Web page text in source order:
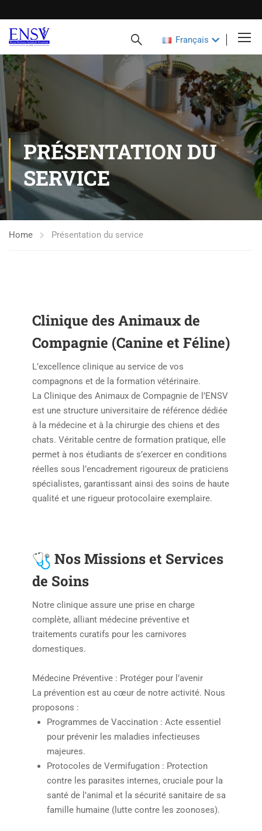
Français
PRÉSENTATION DU
SERVICE
Home Présentation du service
Clinique des Animaux de
Compagnie (Canine et Féline)
L’excellence clinique au service de vos
compagnons et de la formation vétérinaire.
La Clinique des Animaux de Compagnie de l’ENSV
est une structure universitaire de référence dédiée
à la médecine et à la chirurgie des chiens et des
chats. Véritable centre de formation pratique, elle
permet à nos étudiants de s’exercer en conditions
réelles sous l’encadrement rigoureux de praticiens
spécialistes, garantissant ainsi des soins de haute
qualité et une rigueur protocolaire exemplaire.
Nos Missions et Services
de Soins
Notre clinique assure une prise en charge
complète, alliant médecine préventive et
traitements curatifs pour les carnivores
domestiques.
Médecine Préventive : Protéger pour l’avenir
La prévention est au cœur de notre activité. Nous
proposons :
Programmes de Vaccination : Acte essentiel
pour prévenir les maladies infectieuses
majeures.
Protocoles de Vermifugation : Protection
contre les parasites internes, cruciale pour la
santé de l’animal et la sécurité sanitaire de sa
famille humaine (lutte contre les zoonoses).